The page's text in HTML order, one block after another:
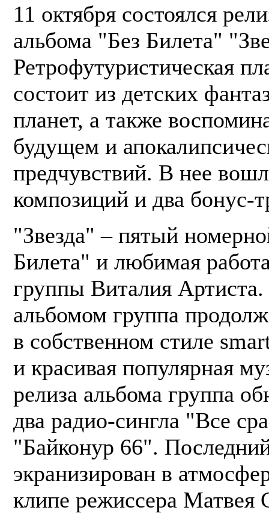
11 октября состоялся
альбома "Без Билета"
Ретрофутуристическая
состоит из детских
планет, а также
будущем и
предчувствий. В нее
композиций и два бонус-
"Звезда" – пятый
Билета" и любимая
группы Виталия
альбомом группа
в собственном стиле
и красивая популярная
релиза альбома группа
два радио-сингла "Все
"Байконур 66".
экранизирован в
клипе режиссера Матвея